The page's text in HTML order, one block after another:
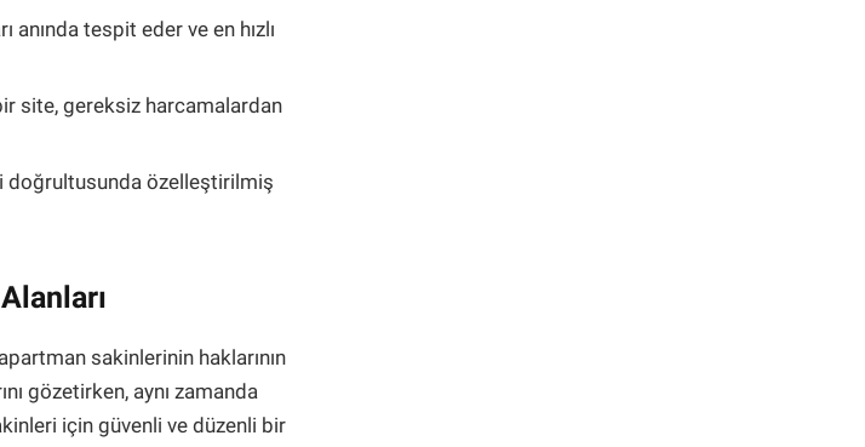
tespit eder ve en hızlı
site, gereksiz harcamalardan
doğrultusunda özelleştirilmiş
sakinlerinin haklarının
gözetirken, aynı zamanda
için güvenli ve düzenli bir